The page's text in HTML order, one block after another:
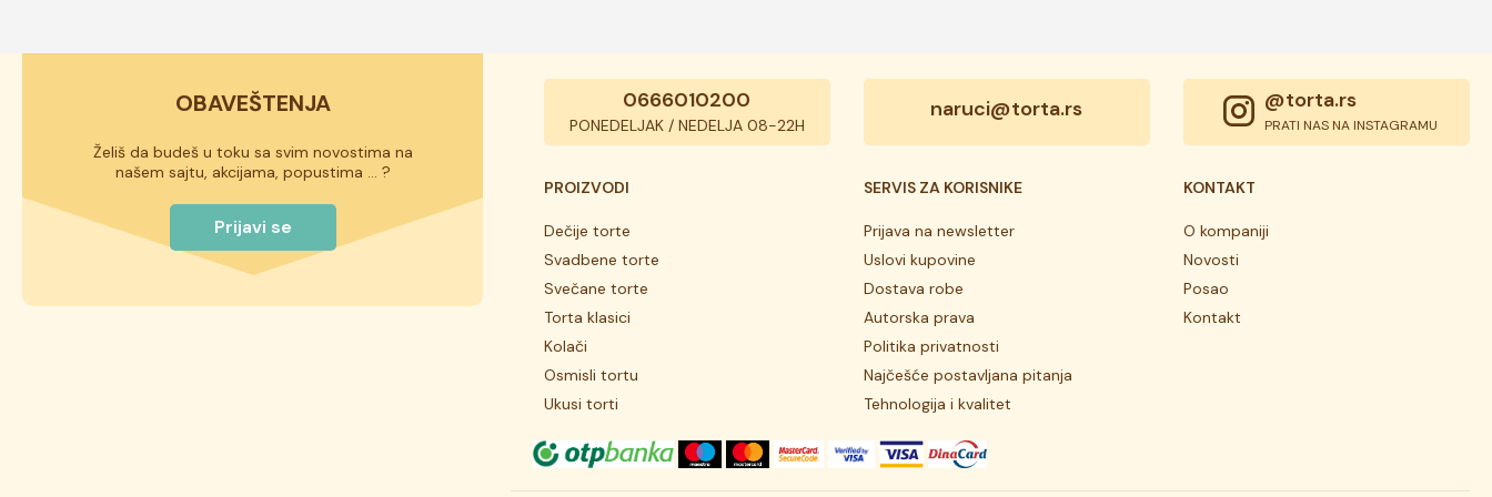
OBAVEŠTENJA
Želiš da budeš u toku sa svim novostima na
našem sajtu, akcijama, popustima ... ?
Prijavi se
0666010200
PONEDELJAK / NEDELJA 08-22H
naruci@torta.rs @torta.rs
PRATI NAS NA INSTAGRAMU
PROIZVODI
Dečije torte
Svadbene torte
Svečane torte
Torta klasici
Kolači
Osmisli tortu
Ukusi torti
SERVIS ZA KORISNIKE
Prijava na newsletter
Uslovi kupovine
Dostava robe
Autorska prava
Politika privatnosti
Najčešće postavljana pitanja
Tehnologija i kvalitet
KONTAKT
O kompaniji
Novosti
Posao
Kontakt